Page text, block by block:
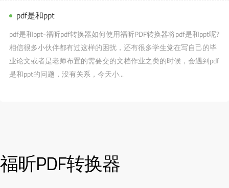
pdf是和ppt
pdf是和ppt-福昕pdf转换器如何使用福昕PDF转换器将pdf是和ppt呢?
相信很多小伙伴都有过这样的困扰，还有很多学生党在写自己的毕
业论文或者是老师布置的需要交的文档作业之类的时候，会遇到pdf
是和ppt的问题，没有关系，今天小...
福昕PDF转换器